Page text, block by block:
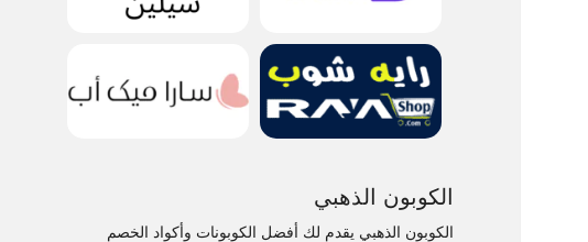
الكوبون الذهبي
الكوبون الذهبي يقدم لك أفضل الكوبونات وأكواد الخصم